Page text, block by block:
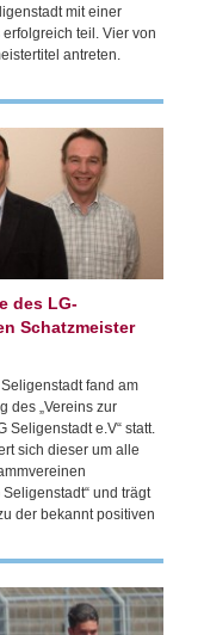
mit einer
teil. Vier von
antreten.
des LG-
Schatzmeister
fand am
des „Vereins zur
Seligenstadt e.V“ statt.
sich dieser um alle
und trägt
der bekannt positiven